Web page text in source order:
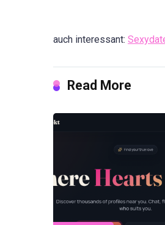
auch interessant:
Read More